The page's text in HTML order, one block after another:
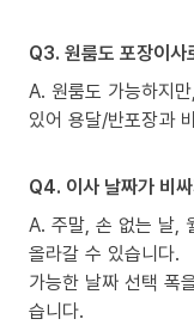
Q3. 원룸도 포장이사
A. 원룸도 가능하지
있어 용달/반포장과
Q4. 이사 날짜가 비
A. 주말, 손 없는 날,
올라갈 수 있습니다.
가능한 날짜 선택 폭
습니다.